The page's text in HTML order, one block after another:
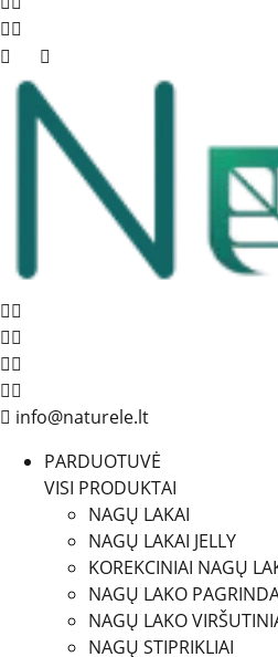
info@naturele.lt
PARDUOTUVĖ
VISI PRODUKTAI
NAGŲ LAKAI
NAGŲ LAKAI JELLY
KOREKCINIAI NAGŲ
NAGŲ LAKO
NAGŲ LAKO
NAGŲ STIPRIKLIAI